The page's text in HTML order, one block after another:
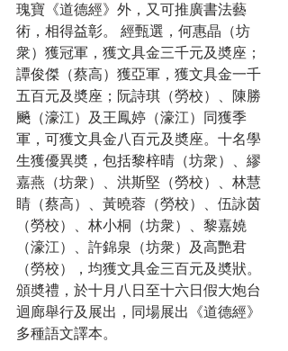
瑰寶《道德經》外，又可推廣書法藝
術，相得益彰。 經甄選，何惠晶（坊
衆）獲冠軍，獲文具金三千元及奬座；
譚俊傑（蔡高）獲亞軍，獲文具金一千
五百元及奬座；阮詩琪（勞校）、陳勝
飈（濠江）及王鳳婷（濠江）同獲季
軍，可獲文具金八百元及奬座。十名學
生獲優異奬，包括黎梓晴（坊衆）、繆
嘉燕（坊衆）、洪斯堅（勞校）、林慧
睛（蔡高）、黃曉蓉（勞校）、伍詠茵
（勞校）、林小桐（坊衆）、黎嘉嬈
（濠江）、許錦泉（坊衆）及高艷君
（勞校），均獲文具金三百元及奬狀。
頒奬禮，於十月八日至十六日假大炮台
迴廊舉行及展出，同場展出《道德經》
多種語文譯本。